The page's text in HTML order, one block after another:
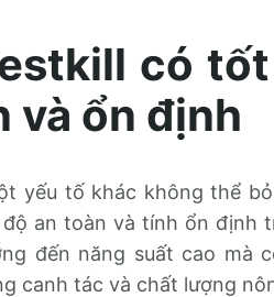
có
và ổn định
yếu tố khác không thể
an toàn và tính ổn định
đến năng suất cao mà
canh tác và chất lượng